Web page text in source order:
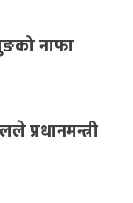
नाफा
प्रधानमन्त्री